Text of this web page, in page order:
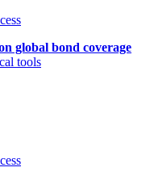
global bond coverage
tools